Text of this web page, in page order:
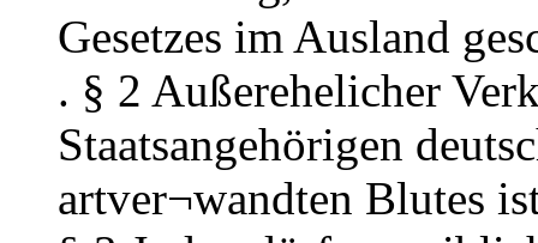
Gesetzes im Ausland
. § 2 Außerehelicher
Staatsangehörigen
artver¬wandten Blutes